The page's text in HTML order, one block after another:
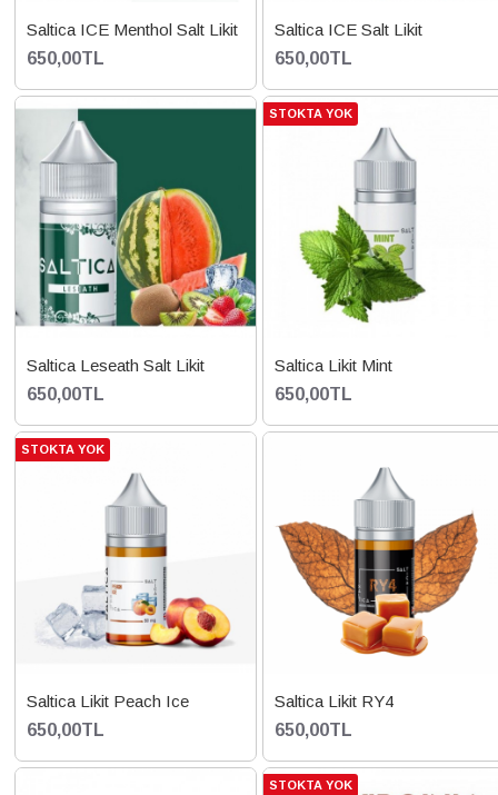
Saltica ICE Menthol Salt Likit
650,00TL
Saltica ICE Salt Likit
650,00TL
Saltica Leseath Salt Likit
650,00TL
STOKTA YOK
Saltica Likit Mint
650,00TL
STOKTA YOK
Saltica Likit Peach Ice
650,00TL
Saltica Likit RY4
650,00TL
STOKTA YOK